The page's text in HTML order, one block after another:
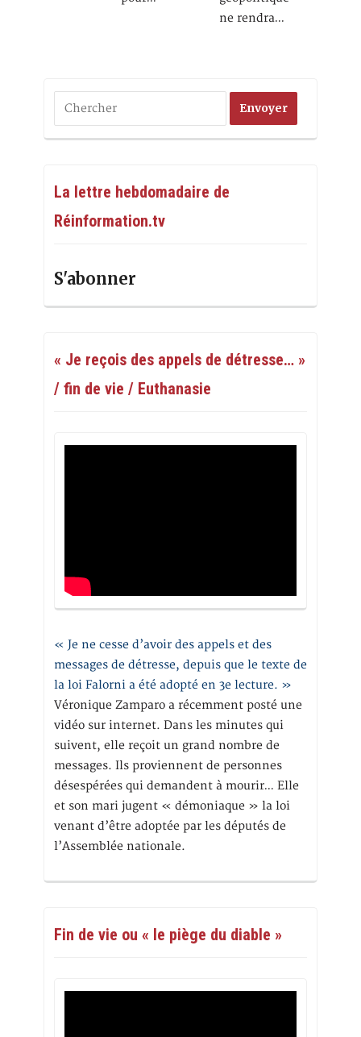
ne rendra…
La lettre hebdomadaire de
Réinformation.tv
S'abonner
« Je reçois des appels de détresse… »
/ fin de vie / Euthanasie
« Je ne cesse d’avoir des appels et des
messages de détresse, depuis que le texte de
la loi Falorni a été adopté en 3e lecture. »
Véronique Zamparo a récemment posté une
vidéo sur internet. Dans les minutes qui
suivent, elle reçoit un grand nombre de
messages. Ils proviennent de personnes
désespérées qui demandent à mourir… Elle
et son mari jugent « démoniaque » la loi
venant d’être adoptée par les députés de
l’Assemblée nationale.
Fin de vie ou « le piège du diable »